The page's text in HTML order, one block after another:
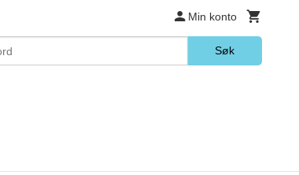
Min konto
Søk